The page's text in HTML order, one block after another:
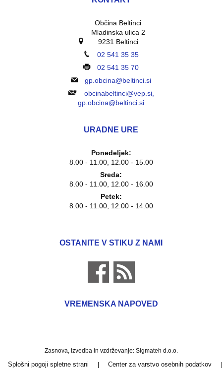
Občina Beltinci
Mladinska ulica 2
9231 Beltinci
02 541 35 35
02 541 35 70
gp.obcina@beltinci.si
obcinabeltinci@vep.si,
gp.obcina@beltinci.si
URADNE URE
Ponedeljek:
8.00 - 11.00, 12.00 - 15.00
Sreda:
8.00 - 11.00, 12.00 - 16.00
Petek:
8.00 - 11.00, 12.00 - 14.00
OSTANITE V STIKU Z NAMI
VREMENSKA NAPOVED
Zasnova, izvedba in vzdrževanje: Sigmateh d.o.o.
Splošni pogoji spletne strani Center za varstvo osebnih podatkov